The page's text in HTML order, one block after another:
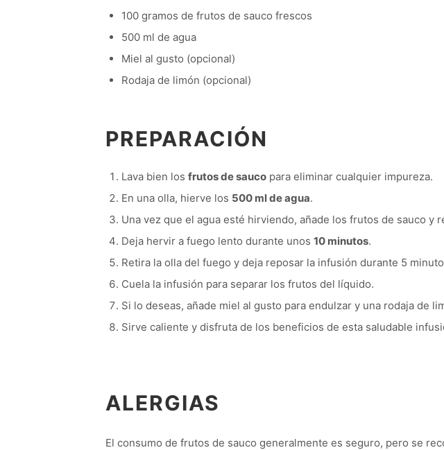
100 gramos de frutos de sauco frescos
500 ml de agua
Miel al gusto (opcional)
Rodaja de limón (opcional)
PREPARACIÓN
Lava bien los frutos de saucopara eliminar cualquier impureza.
En una olla, hierve los 500 ml de agua.
Una vez que el agua esté hirviendo, añade los frutos de sauco y
Deja hervir a fuego lento durante unos 10 minutos.
Retira la olla del fuego y deja reposar la infusión durante 5
Cuela la infusión para separar los frutos del líquido.
Si lo deseas, añade miel al gusto para endulzar y una rodaja de
Sirve caliente y disfruta de los beneficios de esta saludable
ALERGIAS
El consumo de frutos de sauco generalmente es seguro, pero se